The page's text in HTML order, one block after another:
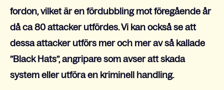
fordon, vilket är en fördubbling mot föregående år
då ca 80 attacker utfördes. Vi kan också se att
dessa attacker utförs mer och mer av så kallade
”Black Hats”, angripare som avser att skada
system eller utföra en kriminell handling.